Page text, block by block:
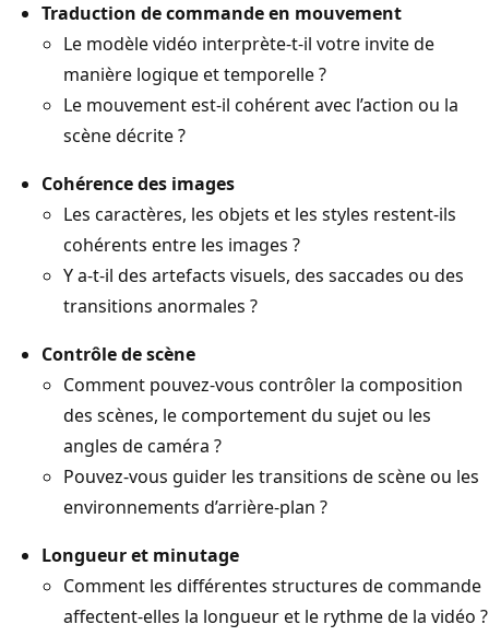
Traduction de commande en mouvement
Le modèle vidéo interprète-t-il votre invite de
manière logique et temporelle ?
Le mouvement est-il cohérent avec l’action ou la
scène décrite ?
Cohérence des images
Les caractères, les objets et les styles restent-ils
cohérents entre les images ?
Y a-t-il des artefacts visuels, des saccades ou des
transitions anormales ?
Contrôle de scène
Comment pouvez-vous contrôler la composition
des scènes, le comportement du sujet ou les
angles de caméra ?
Pouvez-vous guider les transitions de scène ou les
environnements d’arrière-plan ?
Longueur et minutage
Comment les différentes structures de commande
affectent-elles la longueur et le rythme de la vidéo ?